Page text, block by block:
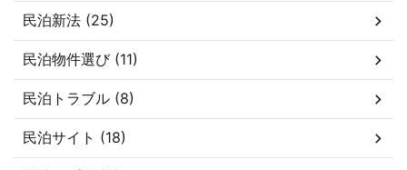
民泊新法 (25)
民泊物件選び (11)
民泊トラブル (8)
民泊サイト (18)